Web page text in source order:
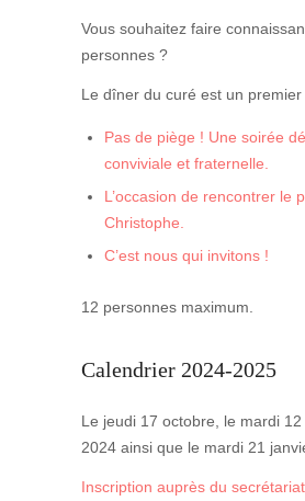
Vous souhaitez faire
personnes ?
Le dîner du curé est un premier
Pas de piège ! Une soirée
conviviale et fraternelle.
L’occasion de rencontrer le
Christophe.
C’est nous qui invitons !
12 personnes maximum.
Calendrier 2024-2025
Le jeudi 17 octobre, le mardi
2024 ainsi que le mardi 21
Inscription auprès du